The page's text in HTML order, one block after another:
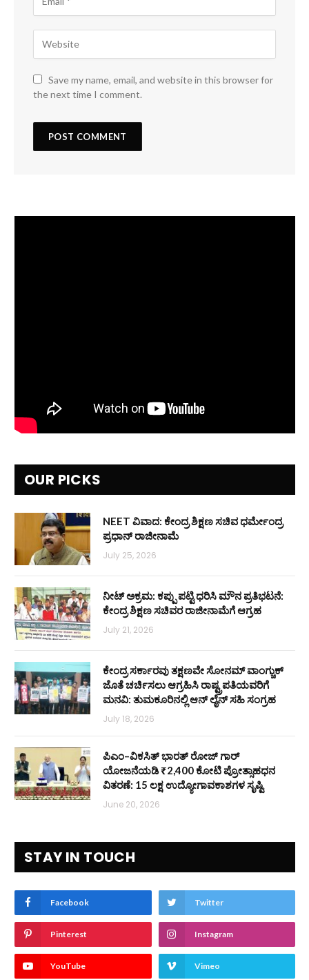
Save my name, email, and website in this browser for
the next time I comment.
OUR PICKS
NEET ವಿವಾದ: ಕೇಂದ್ರ ಶಿಕ್ಷಣ ಸಚಿವ ಧರ್ಮೇಂದ್ರ
ಪ್ರಧಾನ್ ರಾಜೀನಾಮೆ
July 25, 2026
ನೀಟ್ ಅಕ್ರಮ: ಕಪ್ಪು ಪಟ್ಟಿ ಧರಿಸಿ ಮೌನ ಪ್ರತಿಭಟನೆ:
ಕೇಂದ್ರ ಶಿಕ್ಷಣ ಸಚಿವರ ರಾಜೀನಾಮೆಗೆ ಆಗ್ರಹ
July 21, 2026
ಕೇಂದ್ರ ಸರ್ಕಾರವು ತಕ್ಷಣವೇ ಸೋನಮ್ ವಾಂಗ್ಚುಕ್
ಜೊತೆ ಚರ್ಚಿಸಲು ಆಗ್ರಹಿಸಿ ರಾಷ್ಟ್ರಪತಿಯವರಿಗೆ
ಮನವಿ: ತುಮಕೂರಿನಲ್ಲಿ ಆನ್‌ ಲೈನ್ ಸಹಿ ಸಂಗ್ರಹ
July 18, 2026
ಪಿಎಂ–ವಿಕಸಿತ್ ಭಾರತ್ ರೋಜ್‌ ಗಾರ್
ಯೋಜನೆಯಡಿ ₹2,400 ಕೋಟಿ ಪ್ರೋತ್ಸಾಹಧನ
ವಿತರಣೆ: 15 ಲಕ್ಷ ಉದ್ಯೋಗಾವಕಾಶಗಳ ಸೃಷ್ಟಿ
June 20, 2026
STAY IN TOUCH
Facebook Twitter
Pinterest Instagram
YouTube Vimeo